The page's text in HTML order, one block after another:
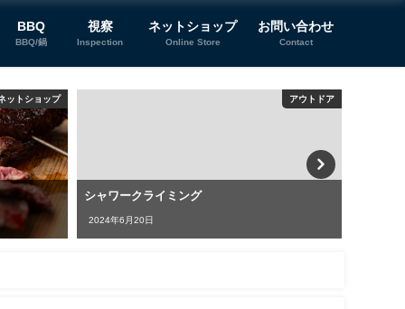
BBQ
BBQ/鍋
視察
Inspection
ネットショップ
Online Store
お問い合わせ
Contact
ットショップ アウトドア
シャワークライミング
2024年6月20日